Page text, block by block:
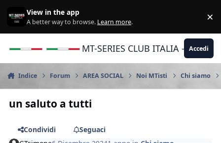
View in the app
A better way to browse. Learn more. ×
MT-SERIES CLUB ITALIA -Accedi
Indice Forum AREA SOCIAL Noi MTisti Chi siamo
un saluto a tutti
Condividi
Seguaci